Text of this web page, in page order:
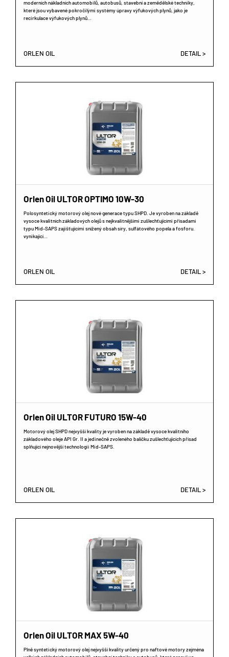
moderních nákladních automobilů, autobusů, stavební a zemědělské techniky,
které jsou vybavené pokročilými systémy úpravy výfukových plynů, jako je
recirkulace výfukových plynů…
ORLEN OIL DETAIL >
Orlen Oil ULTOR OPTIMO 10W-30
Polosyntetický motorový olej nové generace typu SHPD. Je vyroben na základě
vysoce kvalitních základových olejů s nejkvalitnějšími zušlechťujícími přísadami
typu Mid-SAPS zajišťujícími snížený obsah síry, sulfátového popela a fosforu.
vynikající…
ORLEN OIL DETAIL >
Orlen Oil ULTOR FUTURO 15W-40
Motorový olej SHPD nejvyšší kvality je vyroben na základě vysoce kvalitního
základového oleje API Gr. II a jedinečně zvoleného balíčku zušlechťujících přísad
splňující nejnovější technologii Mid-SAPS.
ORLEN OIL DETAIL >
Orlen Oil ULTOR MAX 5W-40
Plně syntetický motorový olej nejvyšší kvality určený pro naftové motory zejména